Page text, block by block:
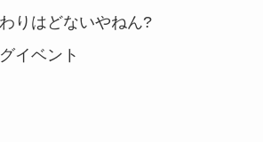
りはどないやねん?
イベント